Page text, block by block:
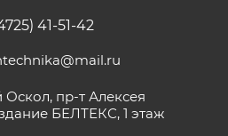
41-51-42
Оскол, пр-т Алексея
здание БЕЛТЕКС, 1 этаж